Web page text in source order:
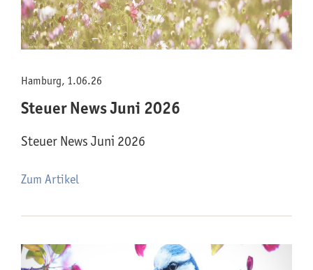
Hamburg, 1.06.26
Steuer News Juni 2026
Steuer News Juni 2026
Zum Artikel